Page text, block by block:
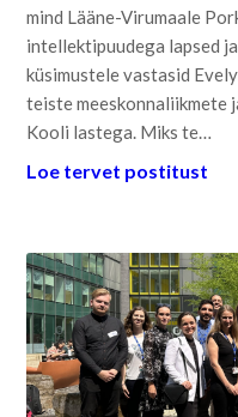
mind Lääne-Virumaale
intellektipuudega lapsed
küsimustele vastasid
teiste meeskonnaliikmete
Kooli lastega. Miks te…
Loe tervet postitust